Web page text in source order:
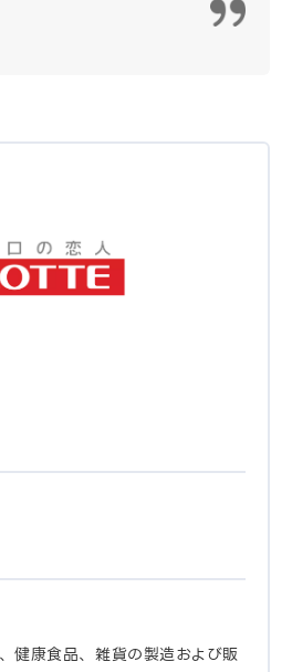
健康食品、雑貨の製造および販